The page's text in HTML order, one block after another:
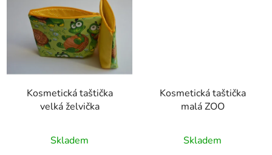
Kosmetická taštička
velká želvička
hodnocení
Skladem
Kosmetická taštička
malá ZOO
Skladem